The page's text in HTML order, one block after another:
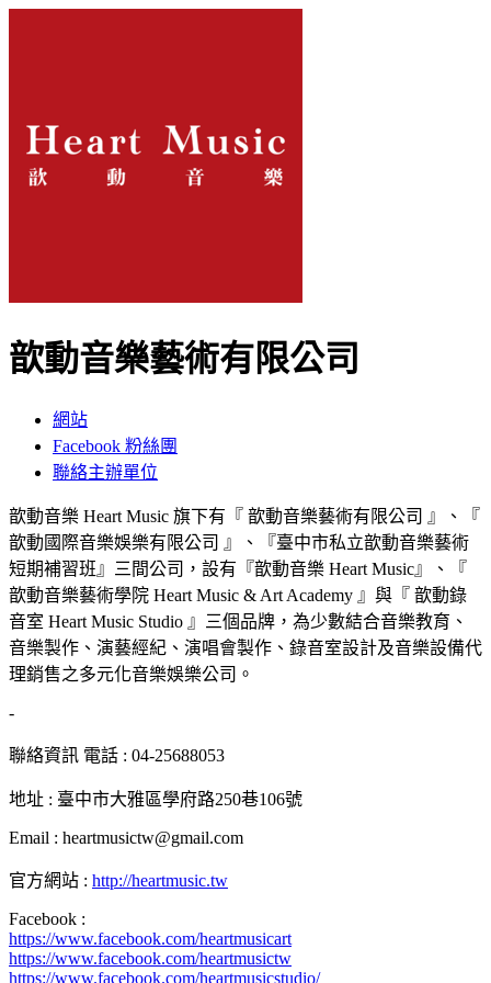
歆動音樂藝術有限公司
網站
Facebook 粉絲團
聯絡主辦單位
歆動音樂 Heart Music 旗下有『 歆動音樂藝術有限公司 』、『
歆動國際音樂娛樂有限公司 』、『臺中市私立歆動音樂藝術
短期補習班』三間公司，設有『歆動音樂 Heart Music』、『
歆動音樂藝術學院 Heart Music & Art Academy 』與『 歆動錄
音室 Heart Music Studio 』三個品牌，為少數結合音樂教育、
音樂製作、演藝經紀、演唱會製作、錄音室設計及音樂設備代
理銷售之多元化音樂娛樂公司。
-
聯絡資訊 電話 : 04-25688053
地址 : 臺中市大雅區學府路250巷106號
Email : heartmusictw@gmail.com
官方網站 : http://heartmusic.tw
Facebook :
https://www.facebook.com/heartmusicart
https://www.facebook.com/heartmusictw
https://www.facebook.com/heartmusicstudio/